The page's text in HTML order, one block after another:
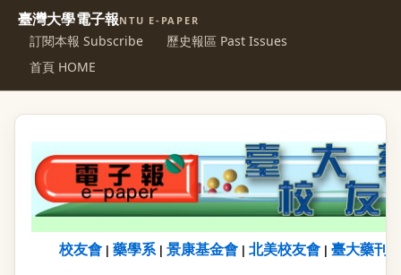
臺灣大學電子報NTU E-PAPER
訂閱本報 Subscribe
歷史報區 Past Issues
首頁 HOME
校友會 藥學系| 景康基金會 北美校友會 臺大藥刊